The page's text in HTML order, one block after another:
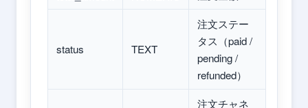
status TEXT
注文ステー
タス（paid /
pending /
refunded）
注文チャネ